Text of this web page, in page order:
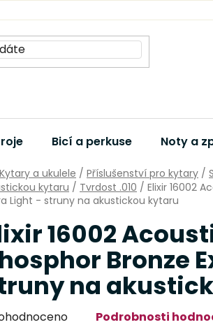
Bicí a perkuse Noty a
Kytary a ukulele / Příslušenství pro kytary /
kytaru / Tvrdost .010 / Elixir 16002
Light - struny na akustickou kytaru
16002
Bronze
na
Podrobnosti